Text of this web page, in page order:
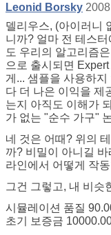
Leonid Borsky
델리우스, (아이러니
니까? 얼마 전 테스
도 우리의 알고리즘
으로 출시되면
게... 샘플을 사용하
다 더 나은 이익을 제
는지 아직도 이해가
가 없는 "순수 가구"
네 것은 어때? 위의
까? 비밀이 아니길
라인에서 어떻게 작
그건 그렇고, 내 비슷
시뮬레이션 품질
초기 보증금